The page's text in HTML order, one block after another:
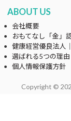
ABOUT US
会社概要
おもてなし「金」
健康経営優良法人
選ばれる5つの理由
個人情報保護方針
Copyright ©